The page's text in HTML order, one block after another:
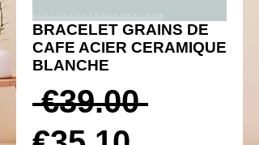
BRACELET GRAINS DE
CAFE ACIER CERAMIQUE
BLANCHE
€39.00 Prix